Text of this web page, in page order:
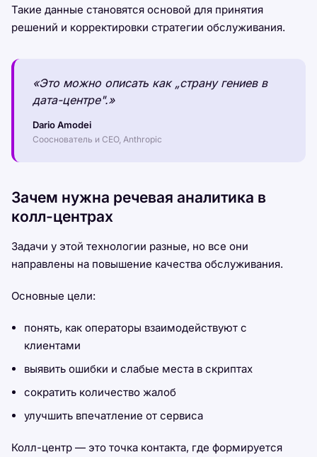
Такие данные становятся основой для принятия
решений и корректировки стратегии обслуживания.
«Это можно описать как „страну гениев в
дата-центре".»
Dario Amodei
Сооснователь и CEO, Anthropic
Зачем нужна речевая аналитика в
колл-центрах
Задачи у этой технологии разные, но все они
направлены на повышение качества обслуживания.
Основные цели:
понять, как операторы взаимодействуют с
клиентами
выявить ошибки и слабые места в скриптах
сократить количество жалоб
улучшить впечатление от сервиса
Колл-центр — это точка контакта, где формируется